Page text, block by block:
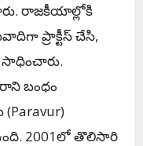
రాజకీయాల్లోకి
ప్రాక్టీస్ చేసి,
సాధించారు.
బంధం
2001లో తొలిసారి